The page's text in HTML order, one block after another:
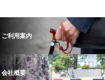
ご利用案内
会社概要